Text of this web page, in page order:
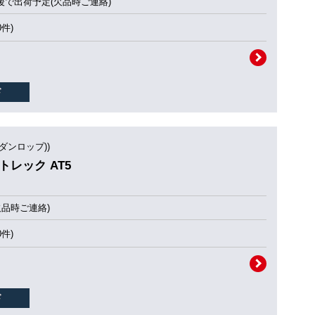
)
ンロップ))
レック AT5
時ご連絡)
)